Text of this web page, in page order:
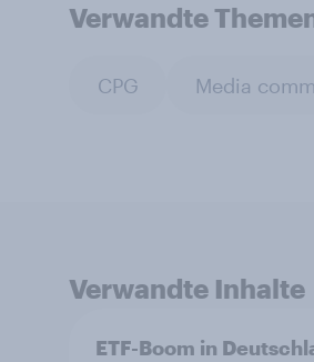
Verwandte
CPG Media
Verwandte Inhalte
ETF-Boom in